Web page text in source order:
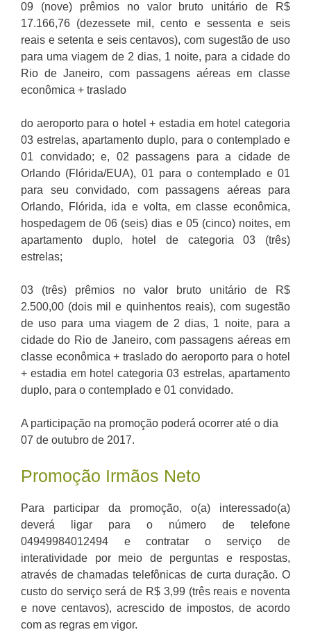
09 (nove) prêmios no valor bruto unitário de R$
17.166,76 (dezessete mil, cento e sessenta e seis
reais e setenta e seis centavos), com sugestão de uso
para uma viagem de 2 dias, 1 noite, para a cidade do
Rio de Janeiro, com passagens aéreas em classe
econômica + traslado
do aeroporto para o hotel + estadia em hotel categoria
03 estrelas, apartamento duplo, para o contemplado e
01 convidado; e, 02 passagens para a cidade de
Orlando (Flórida/EUA), 01 para o contemplado e 01
para seu convidado, com passagens aéreas para
Orlando, Flórida, ida e volta, em classe econômica,
hospedagem de 06 (seis) dias e 05 (cinco) noites, em
apartamento duplo, hotel de categoria 03 (três)
estrelas;
03 (três) prêmios no valor bruto unitário de R$
2.500,00 (dois mil e quinhentos reais), com sugestão
de uso para uma viagem de 2 dias, 1 noite, para a
cidade do Rio de Janeiro, com passagens aéreas em
classe econômica + traslado do aeroporto para o hotel
+ estadia em hotel categoria 03 estrelas, apartamento
duplo, para o contemplado e 01 convidado.
A participação na promoção poderá ocorrer até o dia
07 de outubro de 2017.
Promoção Irmãos Neto
Para participar da promoção, o(a) interessado(a)
deverá ligar para o número de telefone
04949984012494 e contratar o serviço de
interatividade por meio de perguntas e respostas,
através de chamadas telefônicas de curta duração. O
custo do serviço será de R$ 3,99 (três reais e noventa
e nove centavos), acrescido de impostos, de acordo
com as regras em vigor.